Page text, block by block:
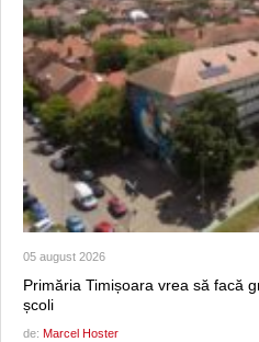
05 august 2026
Primăria Timișoara vrea să facă
școli
de: Marcel Hoster